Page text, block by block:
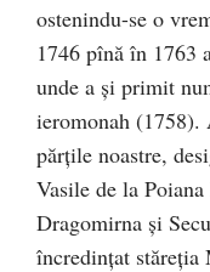
ostenindu-se o
1746 pînă în 1763
unde a şi primit
ieromonah
părţile noastre,
Vasile de la
Dragomirna şi
încredinţat